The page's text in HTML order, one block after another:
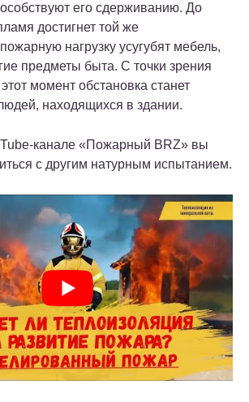
его сдерживанию. До
достигнет той же
нагрузку усугубят мебель,
предметы быта. С точки зрения
момент обстановка станет
находящихся в здании.
канале «Пожарный BRZ» вы
с другим натурным испытанием.